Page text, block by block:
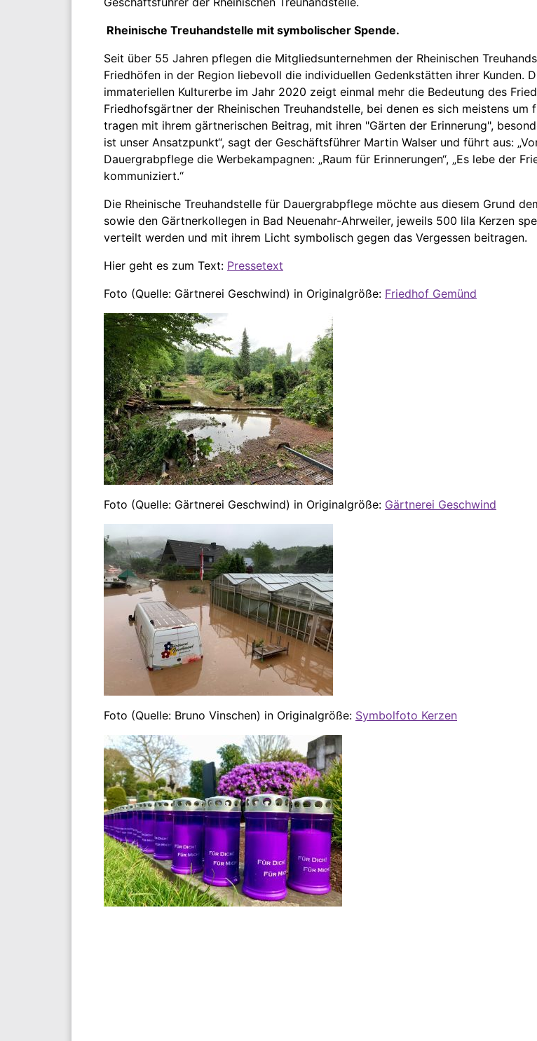
Rheinische Treuhandstelle mit symbolischer Spende.
Seit über 55 Jahren pflegen die Mitgliedsunternehmen der Rheinischen
Friedhöfen in der Region liebevoll die individuellen Gedenkstätten ihrer Kunden.
immateriellen Kulturerbe im Jahr 2020 zeigt einmal mehr die Bedeutung des
Friedhofsgärtner der Rheinischen Treuhandstelle, bei denen es sich meistens
tragen mit ihrem gärtnerischen Beitrag, mit ihren "Gärten der Erinnerung",
ist unser Ansatzpunkt“, sagt der Geschäftsführer Martin Walser und führt aus:
Dauergrabpflege die Werbekampagnen: „Raum für Erinnerungen“, „Es lebe der
kommuniziert.“
Die Rheinische Treuhandstelle für Dauergrabpflege möchte aus diesem Grund
sowie den Gärtnerkollegen in Bad Neuenahr-Ahrweiler, jeweils 500 lila Kerzen
verteilt werden und mit ihrem Licht symbolisch gegen das Vergessen beitragen.
Hier geht es zum Text: Pressetext
Foto (Quelle: Gärtnerei Geschwind) in Originalgröße: Friedhof Gemünd
Foto (Quelle: Gärtnerei Geschwind) in Originalgröße: Gärtnerei Geschwind
Foto (Quelle: Bruno Vinschen) in Originalgröße: Symbolfoto Kerzen